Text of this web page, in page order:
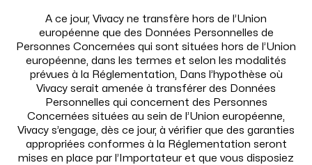
A ce jour, Vivacy ne transfère hors de l’Union
européenne que des Données Personnelles de
Personnes Concernées qui sont situées hors de l’Union
européenne, dans les termes et selon les modalités
prévues à la Réglementation, Dans l’hypothèse où
Vivacy serait amenée à transférer des Données
Personnelles qui concernent des Personnes
Concernées situées au sein de l’Union européenne,
Vivacy s’engage, dès ce jour, à vérifier que des garanties
appropriées conformes à la Réglementation seront
mises en place par l’Importateur et que vous disposiez